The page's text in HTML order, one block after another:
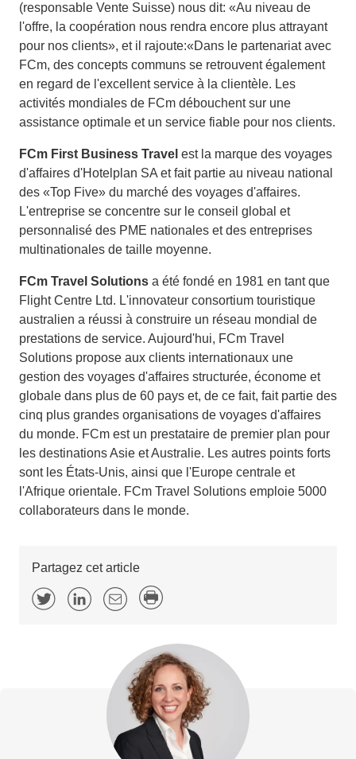
(responsable Vente Suisse) nous dit: «Au niveau de
l'offre, la coopération nous rendra encore plus attrayant
pour nos clients», et il rajoute:«Dans le partenariat avec
FCm, des concepts communs se retrouvent également
en regard de l'excellent service à la clientèle. Les
activités mondiales de FCm débouchent sur une
assistance optimale et un service fiable pour nos clients.
FCm First Business Travel est la marque des voyages
d'affaires d'Hotelplan SA et fait partie au niveau national
des «Top Five» du marché des voyages d'affaires.
L'entreprise se concentre sur le conseil global et
personnalisé des PME nationales et des entreprises
multinationales de taille moyenne.
FCm Travel Solutions a été fondé en 1981 en tant que
Flight Centre Ltd. L'innovateur consortium touristique
australien a réussi à construire un réseau mondial de
prestations de service. Aujourd'hui, FCm Travel
Solutions propose aux clients internationaux une
gestion des voyages d'affaires structurée, économe et
globale dans plus de 60 pays et, de ce fait, fait partie des
cinq plus grandes organisations de voyages d'affaires
du monde. FCm est un prestataire de premier plan pour
les destinations Asie et Australie. Les autres points forts
sont les États-Unis, ainsi que l'Europe centrale et
l'Afrique orientale. FCm Travel Solutions emploie 5000
collaborateurs dans le monde.
Partagez cet article